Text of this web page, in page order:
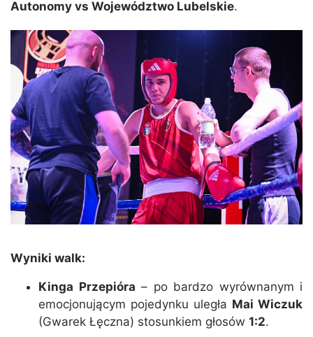
Autonomy vs Województwo Lubelskie.
Wyniki walk:
Kinga Przepióra – po bardzo wyrównanym i
emocjonującym pojedynku uległa Mai Wiczuk
(Gwarek Łęczna) stosunkiem głosów 1:2.